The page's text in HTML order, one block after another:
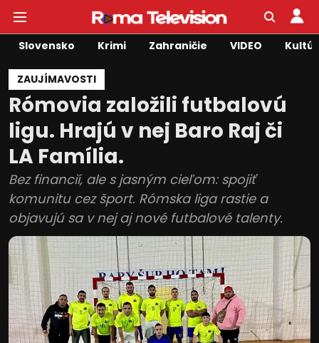
Slovensko Krimi Zahraničie VIDEO
ZAUJÍMAVOSTI
Rómovia založili futbalovú
ligu. Hrajú v nej Baro Raj či
LA Família.
Bez financií, ale s jasným cieľom: spojiť
komunitu cez šport. Rómska liga rastie a
objavujú sa v nej aj nové futbalové talenty.